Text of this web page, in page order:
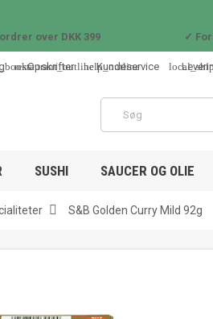
over DKK 399 ✓
restaurant_outline
Opskrifter help_outline
Kundeservice
SUSHI SAUCER OG OLIE
 S&B Golden Curry Mild 92g